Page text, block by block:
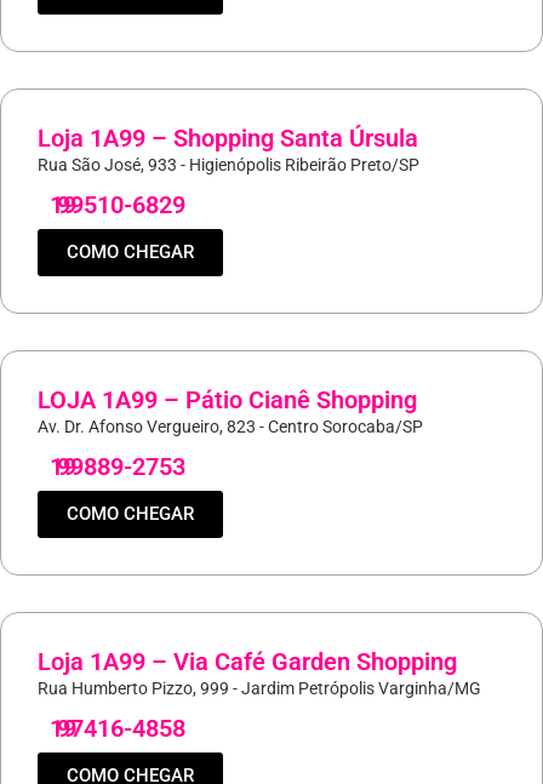
Loja 1A99 – Shopping Santa Úrsula
Rua São José, 933 - Higienópolis Ribeirão Preto/SP
19
99510-6829
COMO CHEGAR
LOJA 1A99 – Pátio Cianê Shopping
Av. Dr. Afonso Vergueiro, 823 - Centro Sorocaba/SP
19
99889-2753
COMO CHEGAR
Loja 1A99 – Via Café Garden Shopping
Rua Humberto Pizzo, 999 - Jardim Petrópolis Varginha/MG
19
97416-4858
COMO CHEGAR